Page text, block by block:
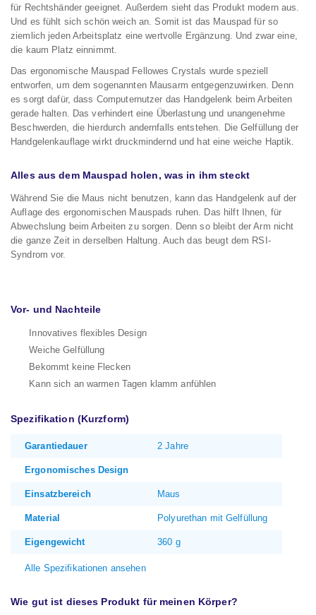
für Rechtshänder geeignet. Außerdem sieht das Produkt modern aus.
Und es fühlt sich schön weich an. Somit ist das Mauspad für so
ziemlich jeden Arbeitsplatz eine wertvolle Ergänzung. Und zwar eine,
die kaum Platz einnimmt.
Das ergonomische Mauspad Fellowes Crystals wurde speziell
entworfen, um dem sogenannten Mausarm entgegenzuwirken. Denn
es sorgt dafür, dass Computernutzer das Handgelenk beim Arbeiten
gerade halten. Das verhindert eine Überlastung und unangenehme
Beschwerden, die hierdurch andernfalls entstehen. Die Gelfüllung der
Handgelenkauflage wirkt druckmindernd und hat eine weiche Haptik.
Alles aus dem Mauspad holen, was in ihm steckt
Während Sie die Maus nicht benutzen, kann das Handgelenk auf der
Auflage des ergonomischen Mauspads ruhen. Das hilft Ihnen, für
Abwechslung beim Arbeiten zu sorgen. Denn so bleibt der Arm nicht
die ganze Zeit in derselben Haltung. Auch das beugt dem RSI-
Syndrom vor.
Vor- und Nachteile
Innovatives flexibles Design
Weiche Gelfüllung
Bekommt keine Flecken
Kann sich an warmen Tagen klamm anfühlen
Spezifikation (Kurzform)
Garantiedauer 2 Jahre
Ergonomisches Design
Einsatzbereich Maus
Material Polyurethan mit Gelfüllung
Eigengewicht 360 g
Alle Spezifikationen ansehen
Wie gut ist dieses Produkt für meinen Körper?